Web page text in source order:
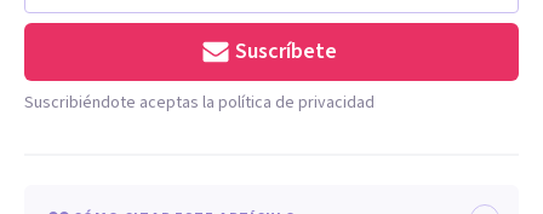
Suscríbete
Suscribiéndote aceptas la política de privacidad